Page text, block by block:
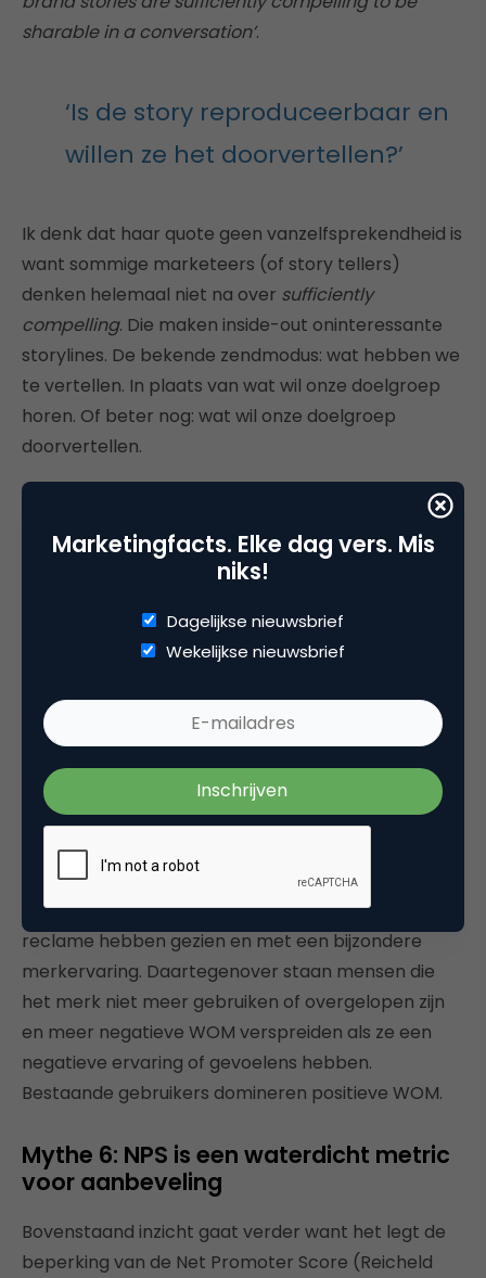
sharable in a conversation’.
‘Is de story reproduceerbaar en
willen ze het doorvertellen?’
Ik denk dat haar quote geen vanzelfsprekendheid is
want sommige marketeers (of story tellers)
denken helemaal niet na over sufficiently
compelling. Die maken inside-out oninteressante
storylines. De bekende zendmodus: wat hebben we
te vertellen. In plaats van wat wil onze doelgroep
horen. Of beter nog: wat wil onze doelgroep
doorvertellen.
Mijn advies is om WOM te pretesten: Wat boeit het
de doelgroep? Is de story reproduceerbaar en
willen ze het doorvertellen?
Mythe 5. WOM is erg geschikt voor
nieuwe merken
Opgevoed in de PR en groot geworden met de bell
curve van Rogers voor innovaties, dacht ik altijd dat
voor WOM. (Een nieuw merk met een specifieke
technologische innovatie die Rogers beschrijft, valt
hier wellicht niet onder.) In het algemeen wordt
positieve WOM vooral gegeven door huidige
gebruikers, met een mening over het merk, de
reclame hebben gezien en met een bijzondere
merkervaring. Daartegenover staan mensen die
het merk niet meer gebruiken of overgelopen zijn
en meer negatieve WOM verspreiden als ze een
negatieve ervaring of gevoelens hebben.
Bestaande gebruikers domineren positieve WOM.
Mythe 6: NPS is een waterdicht metric
voor aanbeveling
Bovenstaand inzicht gaat verder want het legt de
beperking van de Net Promoter Score (Reicheld
Marketingfacts. Elke dag vers. Mis
niks!
Dagelijkse nieuwsbrief
Wekelijkse nieuwsbrief